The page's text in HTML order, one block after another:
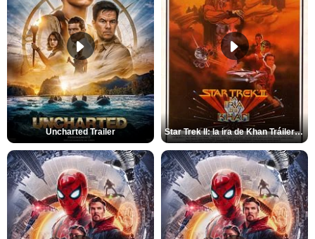
Uncharted Trailer Star Trek II: la ira de Khan Tráiler VO